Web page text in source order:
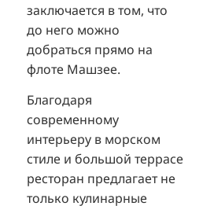
заключается в том, что
до него можно
добраться прямо на
флоте Машзее.
Благодаря
современному
интерьеру в морском
стиле и большой террасе
ресторан предлагает не
только кулинарные